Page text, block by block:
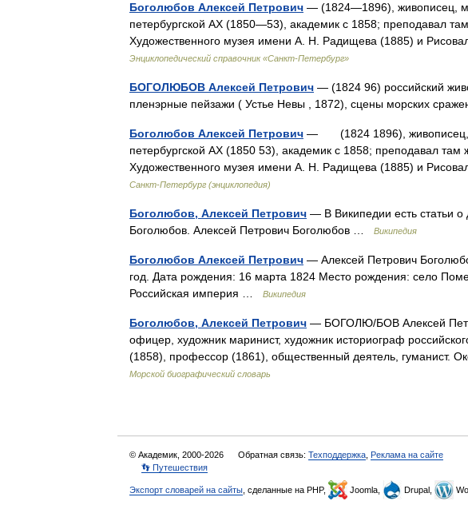
Боголюбов Алексей Петрович — (1824—1896), живописец,
петербургской АХ (1850—53), академик с 1858; преподавал
Художественного музея имени А. Н. Радищева (1885) и
Энциклопедический справочник «Санкт-Петербург»
БОГОЛЮБОВ Алексей Петрович — (1824 96) российский
пленэрные пейзажи ( Устье Невы , 1872), сцены морских
Боголюбов Алексей Петрович — (1824 1896), живописец,
петербургской АХ (1850 53), академик с 1858; преподавал
Художественного музея имени А. Н. Радищева (1885) и
Санкт-Петербург (энциклопедия)
Боголюбов, Алексей Петрович — В Википедии есть статьи
Боголюбов. Алексей Петрович Боголюбов …
Википедия
Боголюбов Алексей Петрович — Алексей Петрович
год. Дата рождения: 16 марта 1824 Место рождения: село
Российская империя …
Википедия
Боголюбов, Алексей Петрович — БОГОЛЮ/БОВ Алексей
офицер, художник маринист, художник историограф
(1858), профессор (1861), общественный деятель, гуманист.
Морской биографический словарь
© Академик, 2000-2026 Обратная связь: Техподдержка Реклама на сайте
👣 Путешествия
Экспорт словарей на сайты , сделанные на PHP, Joomla, Drupal,